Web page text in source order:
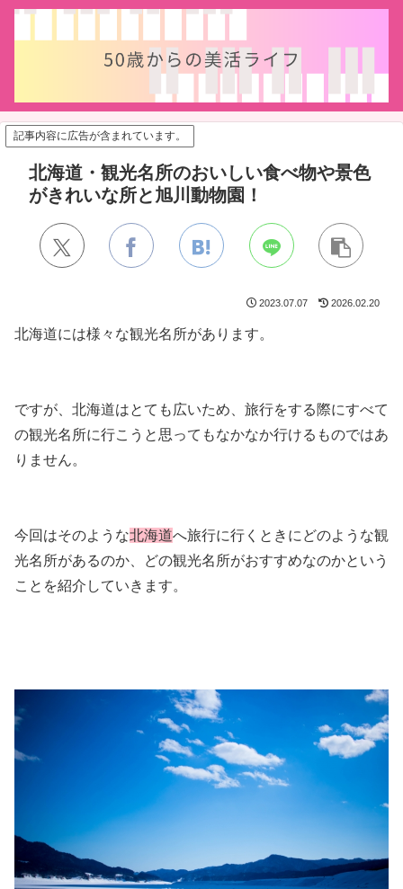
記事内容に広告が含まれています。
北海道・観光名所のおいしい食べ物や景色
がきれいな所と旭川動物園！
2023.07.07 2026.02.20
北海道には様々な観光名所があります。
ですが、北海道はとても広いため、旅行をする際にすべて
の観光名所に行こうと思ってもなかなか行けるものではあ
りません。
今回はそのような北海道へ旅行に行くときにどのような観
光名所があるのか、どの観光名所がおすすめなのかという
ことを紹介していきます。